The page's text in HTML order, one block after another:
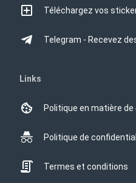
Téléchargez vos
Telegram - Recevez
Links
Politique en matière de
Politique de
Termes et conditions